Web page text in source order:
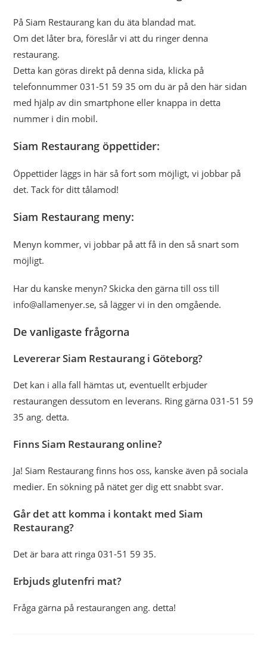
På Siam Restaurang kan du äta blandad mat.
Om det låter bra, föreslår vi att du ringer denna
restaurang.
Detta kan göras direkt på denna sida, klicka på
telefonnummer 031-51 59 35 om du är på den här sidan
med hjälp av din smartphone eller knappa in detta
nummer i din mobil.
Siam Restaurang öppettider:
Öppettider läggs in här så fort som möjligt, vi jobbar på
det. Tack för ditt tålamod!
Siam Restaurang meny:
Menyn kommer, vi jobbar på att få in den så snart som
möjligt.
Har du kanske menyn? Skicka den gärna till oss till
info@allamenyer.se, så lägger vi in den omgående.
De vanligaste frågorna
Levererar Siam Restaurang i Göteborg?
Det kan i alla fall hämtas ut, eventuellt erbjuder
restaurangen dessutom en leverans. Ring gärna 031-51 59
35 ang. detta.
Finns Siam Restaurang online?
Ja! Siam Restaurang finns hos oss, kanske även på sociala
medier. En sökning på nätet ger dig ett snabbt svar.
Går det att komma i kontakt med Siam
Restaurang?
Det är bara att ringa 031-51 59 35.
Erbjuds glutenfri mat?
Fråga gärna på restaurangen ang. detta!